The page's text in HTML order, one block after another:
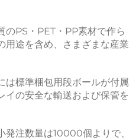
のPS・PET・PP素材で作ら
用途を含め、さまざまな産業
は標準梱包用段ボールが付属
イの安全な輸送および保管を
発注数量は10000個よりで、